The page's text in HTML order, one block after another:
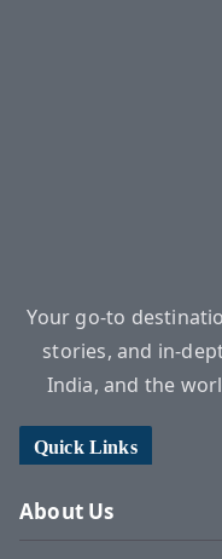
Your go-to
stories, and in-
India, and the
Quick Links
About Us